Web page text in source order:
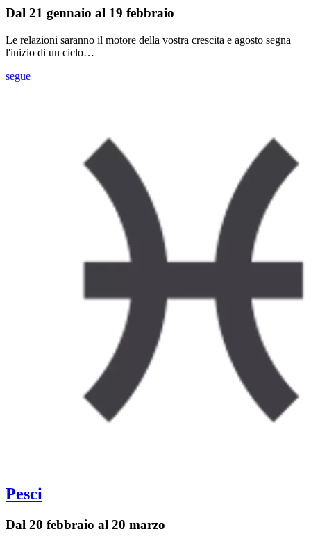
Dal 21 gennaio al 19 febbraio
Le relazioni saranno il motore della vostra crescita e agosto segna
l'inizio di un ciclo…
segue
Pesci
Dal 20 febbraio al 20 marzo